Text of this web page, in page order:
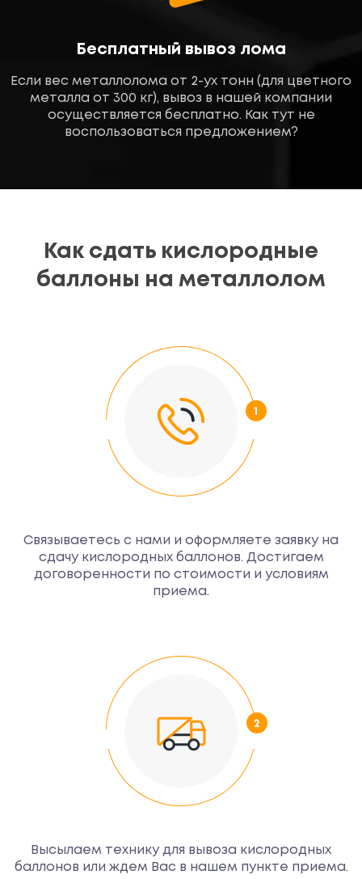
Бесплатный вывоз лома
Если вес металлолома от 2-ух тонн (для цветного
металла от 300 кг), вывоз в нашей компании
осуществляется бесплатно. Как тут не
воспользоваться предложением?
Как сдать кислородные
баллоны на металлолом
Связываетесь с нами и оформляете заявку на
сдачу кислородных баллонов. Достигаем
договоренности по стоимости и условиям
приема.
Высылаем технику для вывоза кислородных
баллонов или ждем Вас в нашем пункте приема.